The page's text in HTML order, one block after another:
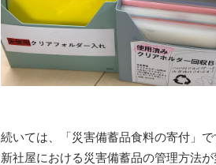
続いては、「災害備蓄品食料の寄付」で
新社屋における災害備蓄品の管理方法